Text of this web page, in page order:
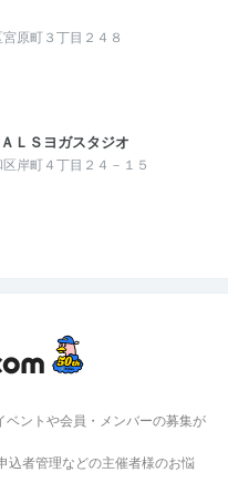
原町３丁目２４８
ＬＳヨガスタジオ
岸町４丁目２４－１５
ベントや会員・メンバーの募集が
込者管理などの主催者様のお悩